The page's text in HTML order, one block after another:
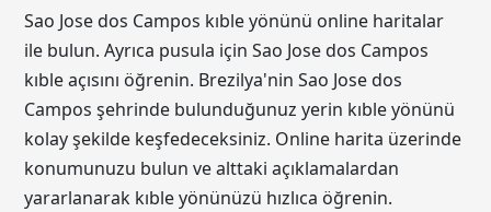
Sao Jose dos Campos kıble yönünü online haritalar
ile bulun. Ayrıca pusula için Sao Jose dos Campos
kıble açısını öğrenin. Brezilya'nin Sao Jose dos
Campos şehrinde bulunduğunuz yerin kıble yönünü
kolay şekilde keşfedeceksiniz. Online harita üzerinde
konumunuzu bulun ve alttaki açıklamalardan
yararlanarak kıble yönünüzü hızlıca öğrenin.